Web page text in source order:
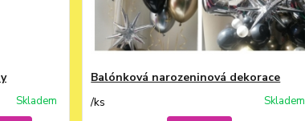
Skladem
Balónková narozeninová dekorace
/ks Skladem